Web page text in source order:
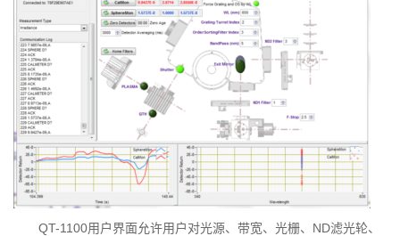
QT-1100用户界面允许用户对光源、带宽、光栅、ND滤光轮、